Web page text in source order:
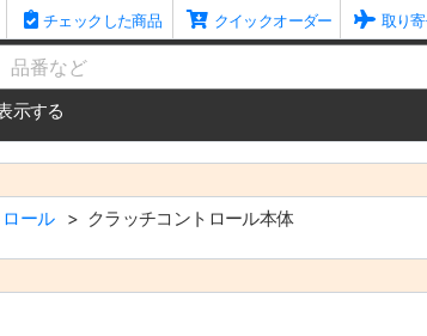
チェックした商品 クイックオーダー 取り
示する
ール クラッチコントロール本体